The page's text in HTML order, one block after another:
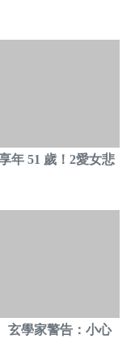
年 51 歲！2愛女悲
玄學家警告：小心